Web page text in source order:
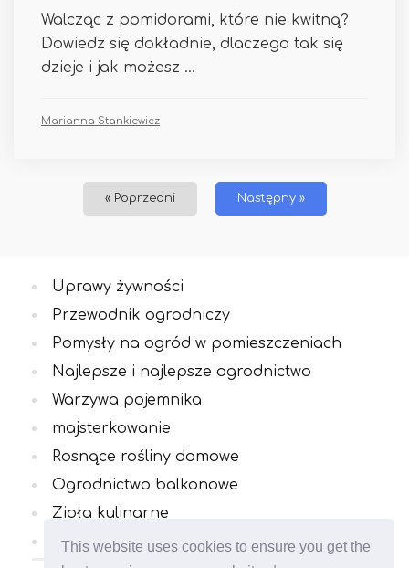
This website uses cookies to ensure you get the
Walcząc z pomidorami, które nie kwitną?
Dowiedz się dokładnie, dlaczego tak się
dzieje i jak możesz ...
Marianna Stankiewicz
« Poprzedni Następny »
Uprawy żywności
Przewodnik ogrodniczy
Pomysły na ogród w pomieszczeniach
Najlepsze i najlepsze ogrodnictwo
Warzywa pojemnika
majsterkowanie
Rosnące rośliny domowe
Ogrodnictwo balkonowe
Zioła kulinarne
Wszystkie kategorie